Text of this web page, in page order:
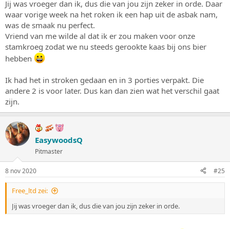
Jij was vroeger dan ik, dus die van jou zijn zeker in orde. Daar
waar vorige week na het roken ik een hap uit de asbak nam,
was de smaak nu perfect.
Vriend van me wilde al dat ik er zou maken voor onze
stamkroeg zodat we nu steeds gerookte kaas bij ons bier
hebben
Ik had het in stroken gedaan en in 3 porties verpakt. Die
andere 2 is voor later. Dus kan dan zien wat het verschil gaat
zijn.
EasywoodsQ
Pitmaster
8 nov 2020 #25
Free_ltd zei:
Jij was vroeger dan ik, dus die van jou zijn zeker in orde.